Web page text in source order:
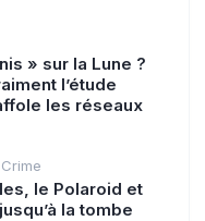
» sur la Lune ?
l’étude
les réseaux
le Polaroid et
la tombe